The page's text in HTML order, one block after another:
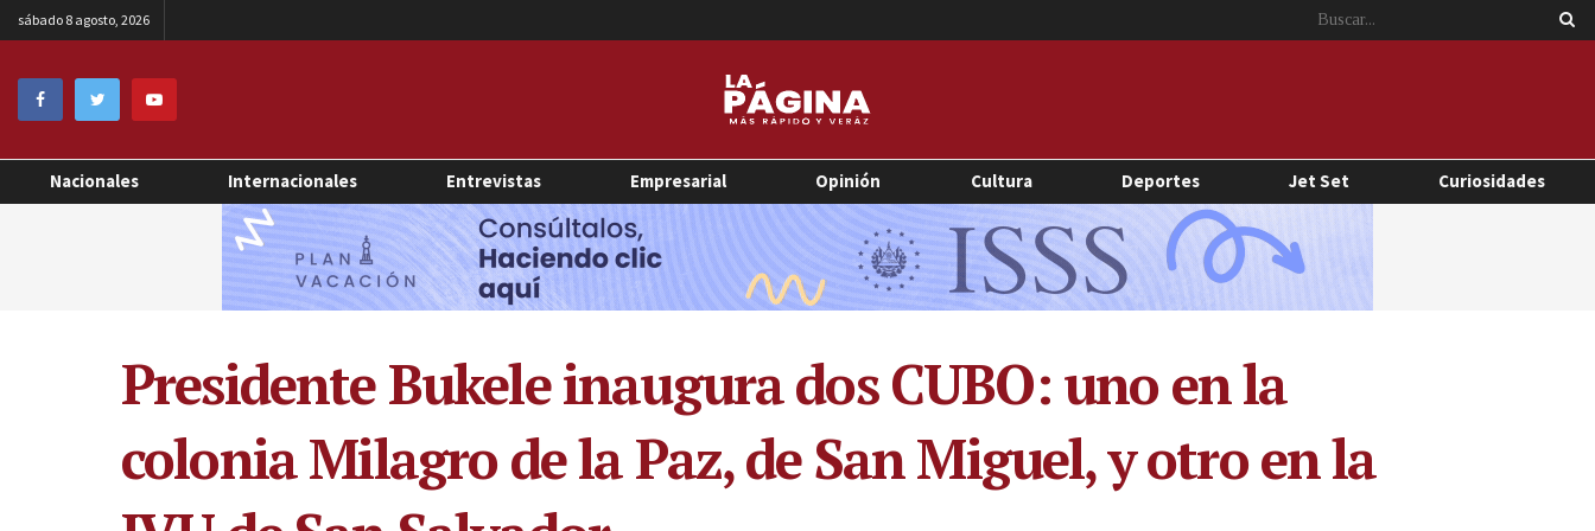
sábado 8 agosto, 2026
Nacionales Internacionales Entrevistas Empresarial Opinión Cultura Deportes Jet Set Curiosidades
Presidente Bukele inaugura dos CUBO: uno en la
colonia Milagro de la Paz, de San Miguel, y otro en la